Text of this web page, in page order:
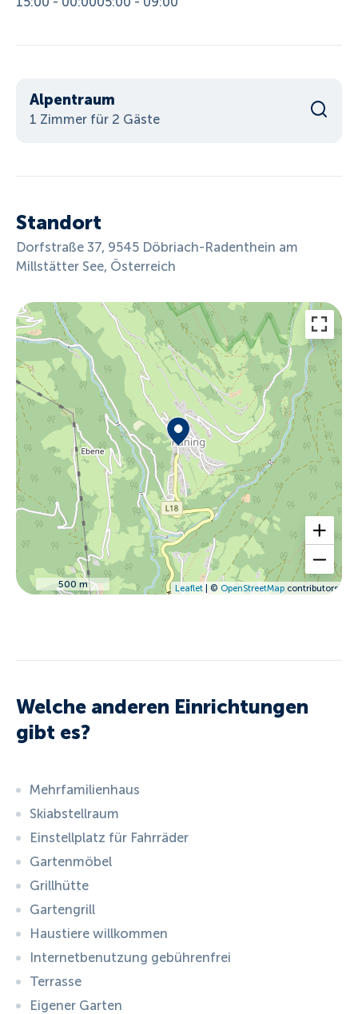
Alpentraum
1 Zimmer für 2 Gäste
Standort
Dorfstraße 37, 9545 Döbriach-Radenthein am
Millstätter See, Österreich
500 m Leaflet| © OpenStreetMapcontributors
Welche anderen Einrichtungen
gibt es?
Mehrfamilienhaus
Skiabstellraum
Einstellplatz für Fahrräder
Gartenmöbel
Grillhütte
Gartengrill
Haustiere willkommen
Internetbenutzung gebührenfrei
Terrasse
Eigener Garten